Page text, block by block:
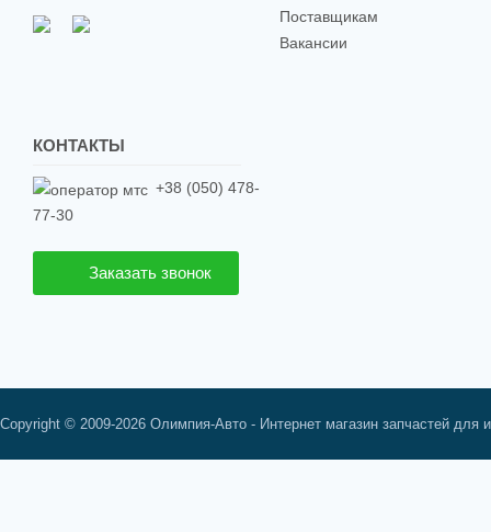
Поставщикам
Вакансии
КОНТАКТЫ
+38 (050) 478-
77-30
Заказать звонок
Copyright © 2009-2026 Олимпия-Авто - Интернет магазин запчастей для